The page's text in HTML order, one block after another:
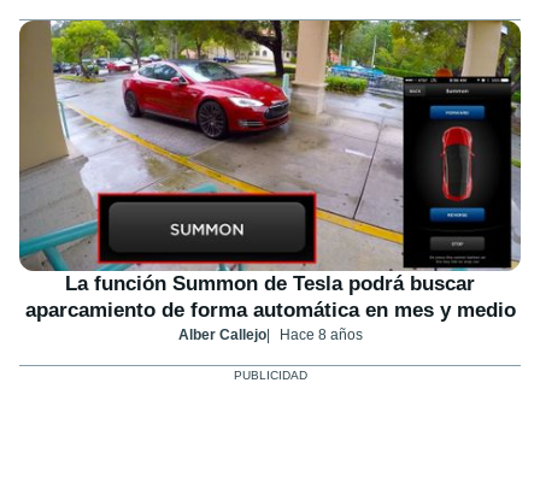
La función Summon de Tesla podrá buscar
aparcamiento de forma automática en mes y medio
Alber Callejo Hace 8 años